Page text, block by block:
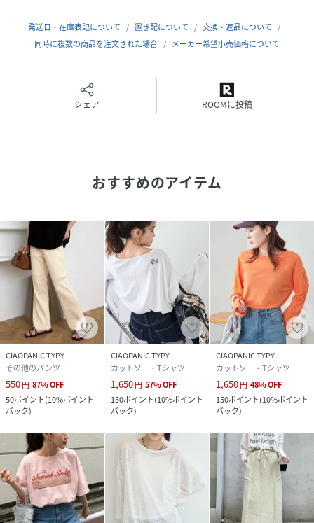
■お手入れ方法
洗濯：洗濯ネットを使用し、40℃を限度とし非常に弱い洗濯
アイロン：あて布を使用し、150℃を限度としアイロン仕上
・・・・・・・・・・・・・・・・・・・・・・
※ライトグレー／チャコールグレーはWEB限定になっており
ます。
▼気になる商品をお気に入り登録
ハートをクリックして《お気に入り登録》がオススメです！
※画像の商品はサンプルを使用しております。実際の商品と
若干の仕様が変更になる場合がございますので、予めご了承
の上ご注文くださいますようお願いいたします
ー別画像の色味に若干の違いが発生する場合がございます。
詳細画像と併せてご確認の上、ご注文いただきますようお願
い致します。
※独自のタイムセールなどの施策により、実店舗と価格差が
発送日・在庫表記について 置き配について
交換・返品について
同時に複数の商品を注文された場合
メーカー希望小売価格について
シェア ROOMに投稿
おすすめのアイテム
CIAOPANIC TYPY
その他のパンツ
550円 87%OFF
50ポイント(10%ポイント
バック)
CIAOPANIC TYPY
カットソー・Tシャツ
1,650円 57%OFF
150ポイント(10%ポイント
バック)
CIAOPANIC TYPY
カットソー・Tシャツ
1,650円 48%OFF
150ポイント(10%ポイント
バック)